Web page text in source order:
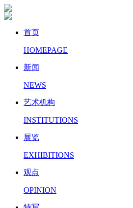
首页
HOMEPAGE
新闻
NEWS
艺术机构
INSTITUTIONS
展览
EXHIBITIONS
观点
OPINION